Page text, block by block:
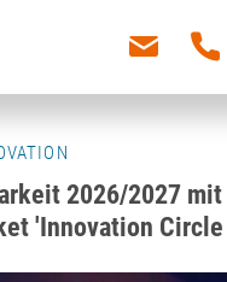
2026/2027
'Innovation Circle